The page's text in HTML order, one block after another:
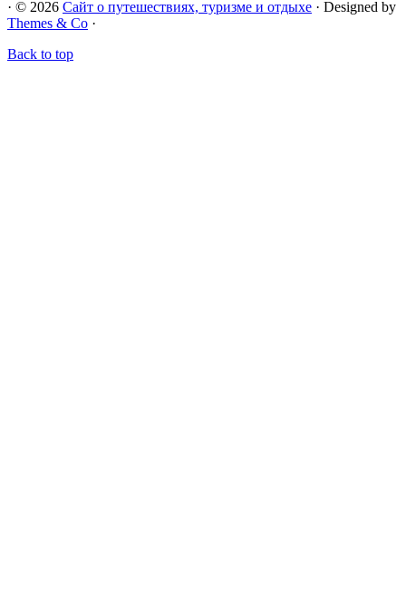
· © 2026 Сайт о путешествиях, туризме и отдыхе · Designed by
Themes & Co ·
Back to top